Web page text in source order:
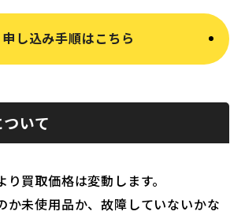
申し込み手順はこちら
いて
買取価格は変動します。
か未使用品か、故障していないかな